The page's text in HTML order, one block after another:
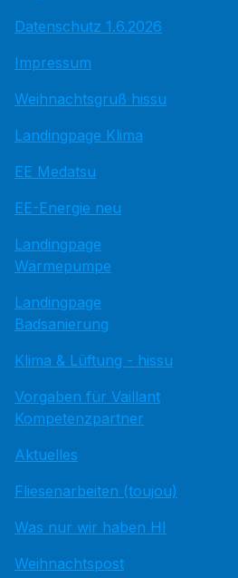
Datenschutz 1.6.2026
Impressum
Weihnachtsgruß hissu
Landingpage Klima
EE Medatsu
EE-Energie neu
Landingpage
Wärmepumpe
Landingpage
Badsanierung
Klima & Lüftung - hissu
Vorgaben für Vaillant
Kompetenzpartner
Aktuelles
Fliesenarbeiten (toujou)
Was nur wir haben HI
Weihnachtspost